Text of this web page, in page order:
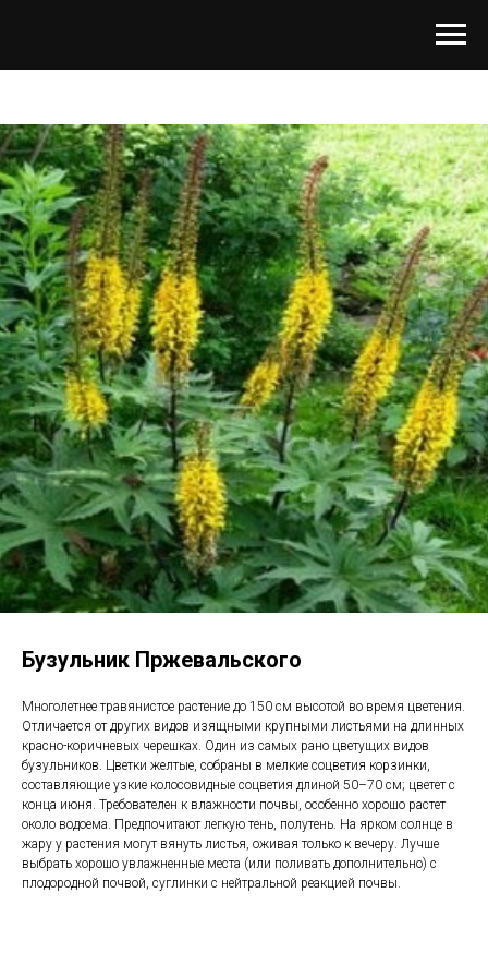
Бузульник Пржевальского
Многолетнее травянистое растение до 150 см высотой во время цветения.
Отличается от других видов изящными крупными листьями на длинных
красно-коричневых черешках. Один из самых рано цветущих видов
бузульников. Цветки желтые, собраны в мелкие соцветия корзинки,
составляющие узкие колосовидные соцветия длиной 50–70 см; цветет с
конца июня. Требователен к влажности почвы, особенно хорошо растет
около водоема. Предпочитают легкую тень, полутень. На ярком солнце в
жару у растения могут вянуть листья, оживая только к вечеру. Лучше
выбрать хорошо увлажненные места (или поливать дополнительно) с
плодородной почвой, суглинки с нейтральной реакцией почвы.